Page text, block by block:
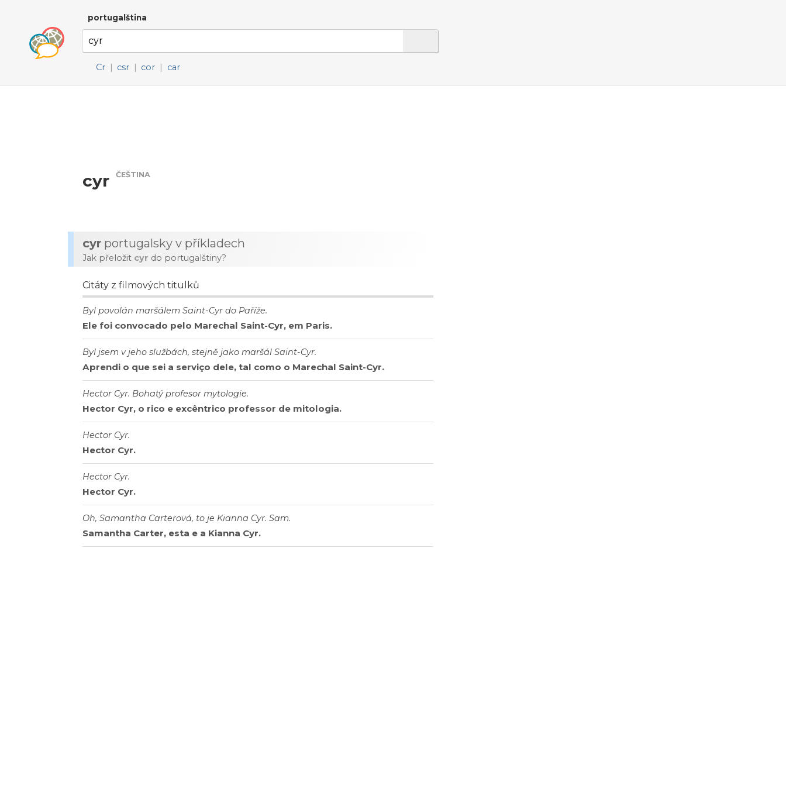
portugalština
Cr | csr | cor | car
cyr ČEŠTINA
cyr portugalsky v příkladech
Jak přeložit cyr do portugalštiny?
Citáty z filmových titulků
Byl povolán maršálem Saint-Cyr do Paříže.
Ele foi convocado pelo Marechal Saint-Cyr, em Paris.
Byl jsem v jeho službách, stejně jako maršál Saint-Cyr.
Aprendi o que sei a serviço dele, tal como o Marechal Saint-Cyr.
Hector Cyr. Bohatý profesor mytologie.
Hector Cyr, o rico e excêntrico professor de mitologia.
Hector Cyr.
Hector Cyr.
Hector Cyr.
Hector Cyr.
Oh, Samantha Carterová, to je Kianna Cyr. Sam.
Samantha Carter, esta e a Kianna Cyr.